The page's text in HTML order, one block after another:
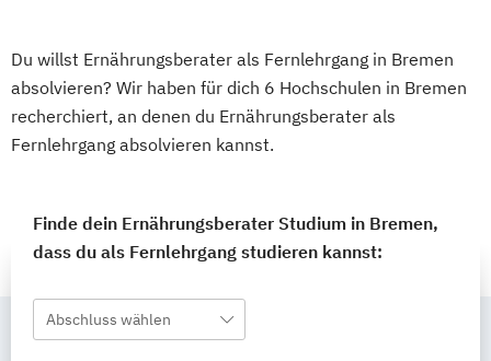
Du willst Ernährungsberater als Fernlehrgang in Bremen
absolvieren? Wir haben für dich 6 Hochschulen in Bremen
recherchiert, an denen du Ernährungsberater als
Fernlehrgang absolvieren kannst.
Finde dein Ernährungsberater Studium in Bremen,
dass du als Fernlehrgang studieren kannst:
Abschluss wählen